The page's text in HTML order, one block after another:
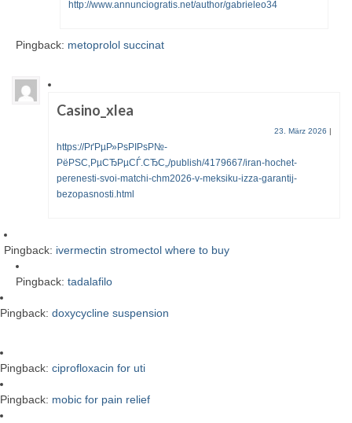
http://www.annunciogratis.net/author/gabrieleo34
Pingback: metoprolol succinat
Casino_xlea
23. März 2026 |
https://РґРµР»РѕРІРѕР№-
РёРЅС‚РµСЂРµСЃ.СЂС„/publish/4179667/iran-hochet-
perenesti-svoi-matchi-chm2026-v-meksiku-izza-garantij-
bezopasnosti.html
Pingback: ivermectin stromectol where to buy
Pingback: tadalafilo
Pingback: doxycycline suspension
Pingback: ciprofloxacin for uti
Pingback: mobic for pain relief